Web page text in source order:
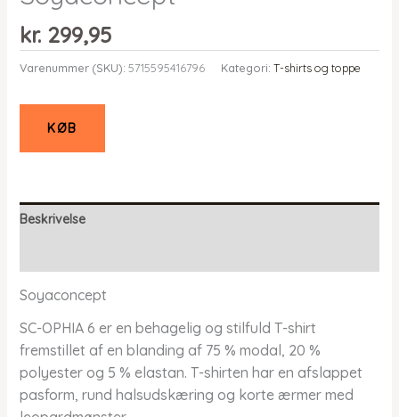
kr.299,95
Varenummer (SKU): 5715595416796 Kategori: T-shirts og toppe
KØB
Beskrivelse
Soyaconcept
SC-OPHIA 6 er en behagelig og stilfuld T-shirt
fremstillet af en blanding af 75 % modal, 20 %
polyester og 5 % elastan. T-shirten har en afslappet
pasform, rund halsudskæring og korte ærmer med